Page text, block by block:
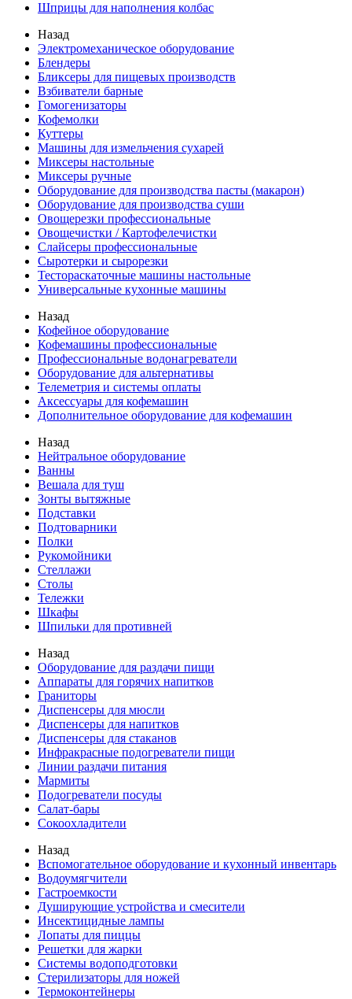
Шприцы для наполнения колбас
Назад
Электромеханическое оборудование
Блендеры
Бликсеры для пищевых производств
Взбиватели барные
Гомогенизаторы
Кофемолки
Куттеры
Машины для измельчения сухарей
Миксеры настольные
Миксеры ручные
Оборудование для производства пасты (макарон)
Оборудование для производства суши
Овощерезки профессиональные
Овощечистки / Картофелечистки
Слайсеры профессиональные
Сыротерки и сырорезки
Тестораскаточные машины настольные
Универсальные кухонные машины
Назад
Кофейное оборудование
Кофемашины профессиональные
Профессиональные водонагреватели
Оборудование для альтернативы
Телеметрия и системы оплаты
Аксессуары для кофемашин
Дополнительное оборудование для кофемашин
Назад
Нейтральное оборудование
Ванны
Вешала для туш
Зонты вытяжные
Подставки
Подтоварники
Полки
Рукомойники
Стеллажи
Столы
Тележки
Шкафы
Шпильки для противней
Назад
Оборудование для раздачи пищи
Аппараты для горячих напитков
Граниторы
Диспенсеры для мюсли
Диспенсеры для напитков
Диспенсеры для стаканов
Инфракрасные подогреватели пищи
Линии раздачи питания
Мармиты
Подогреватели посуды
Салат-бары
Сокоохладители
Назад
Вспомогательное оборудование и кухонный инвентарь
Водоумягчители
Гастроемкости
Душирующие устройства и смесители
Инсектицидные лампы
Лопаты для пиццы
Решетки для жарки
Системы водоподготовки
Стерилизаторы для ножей
Термоконтейнеры